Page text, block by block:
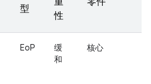
型
性
EoP
缓
和
核心